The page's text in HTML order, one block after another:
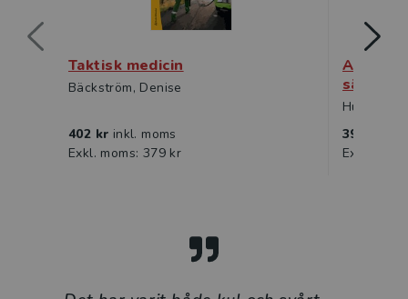
Taktisk medicin
Bäckström, Denise
402 kr inkl. moms
Exkl. moms: 379 kr
Att leda
Hugelius,
398 kr
Exkl.